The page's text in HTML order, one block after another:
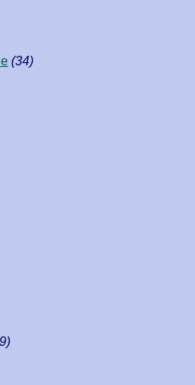
(34)